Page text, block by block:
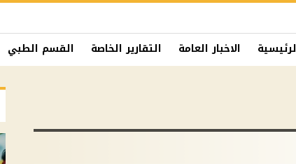
الاخبار العامة التقارير الخاصة القسم الطبي